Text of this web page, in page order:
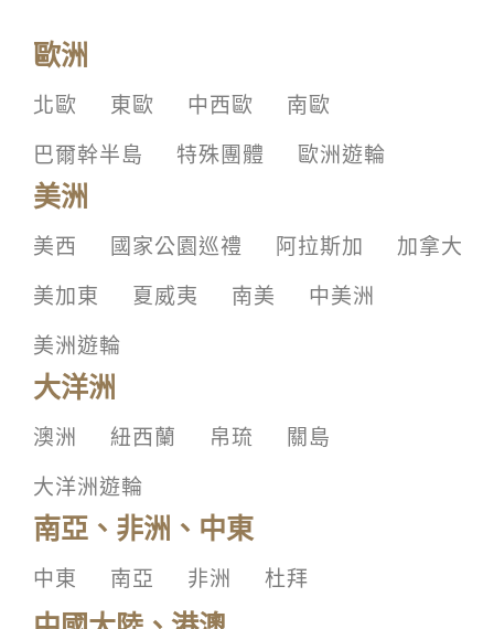
歐洲
北歐 東歐 中西歐
南歐
巴爾幹半島
特殊團體 歐洲遊輪
美洲
美西 國家公園巡禮 阿拉斯加
加拿大
美加東
夏威夷 南美
中美洲
美洲遊輪
大洋洲
澳洲 紐西蘭 帛琉
關島
大洋洲遊輪
南亞、非洲、中東
中東 南亞 非洲 杜拜